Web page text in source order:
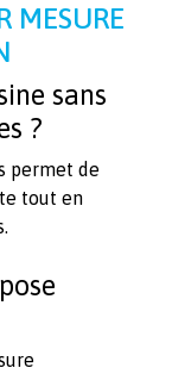
MESURE
sans
?
permet de
tout en